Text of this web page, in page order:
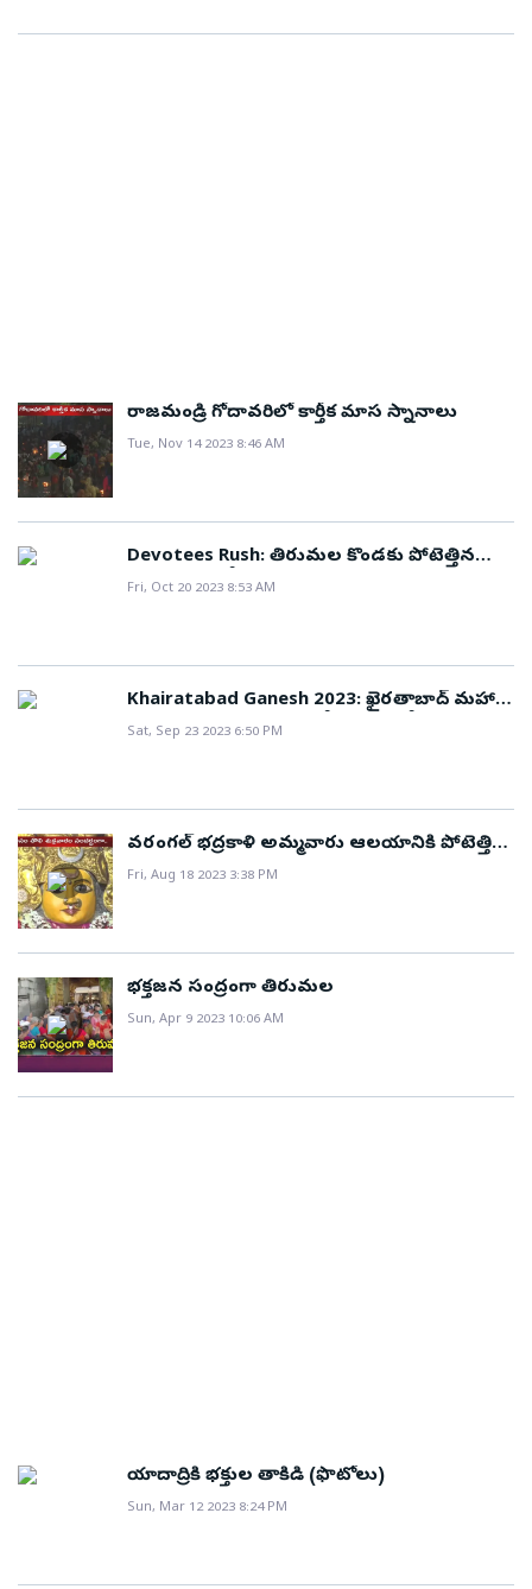
రాజమండ్రి గోదావరిలో కార్తీక మాస స్నానాలు
Tue, Nov 14 2023 8:46 AM
Devotees Rush: తిరుమల కొండకు పోటెత్తిన
భక్తులు (ఫోటోలు)
Fri, Oct 20 2023 8:53 AM
Khairatabad Ganesh 2023: ఖైరతాబాద్ మహా
గణపతి వద్ద భక్తజన సందోహం (ఫోటోలు)
Sat, Sep 23 2023 6:50 PM
వరంగల్ భద్రకాళి అమ్మవారు ఆలయానికి పోటెత్తిన
భక్తులు
Fri, Aug 18 2023 3:38 PM
భక్తజన సంద్రంగా తిరుమల
Sun, Apr 9 2023 10:06 AM
యాదాద్రికి భక్తుల తాకిడి (ఫొటోలు)
Sun, Mar 12 2023 8:24 PM